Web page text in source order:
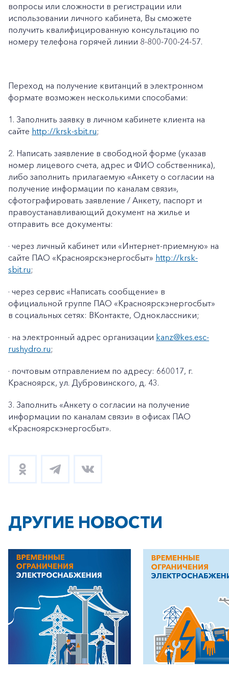
вопросы или сложности в регистрации или
использовании личного кабинета, Вы сможете
получить квалифицированную консультацию по
номеру телефона горячей линии 8-800-700-24-57.
Переход на получение квитанций в электронном
формате возможен несколькими способами:
1. Заполнить заявку в личном кабинете клиента на
сайте http://krsk-sbit.ru;
2. Написать заявление в свободной форме (указав
номер лицевого счета, адрес и ФИО собственника),
либо заполнить прилагаемую «Анкету о согласии на
получение информации по каналам связи»,
сфотографировать заявление / Анкету, паспорт и
правоустанавливающий документ на жилье и
отправить все документы:
· через личный кабинет или «Интернет-приемную» на
сайте ПАО «Красноярскэнергосбыт» http://krsk-
sbit.ru;
· через сервис «Написать сообщение» в
официальной группе ПАО «Красноярскэнергосбыт»
в социальных сетях: ВКонтакте, Одноклассники;
· на электронный адрес организации kanz@kes.esc-
rushydro.ru;
· почтовым отправлением по адресу: 660017, г.
Красноярск, ул. Дубровинского, д. 43.
3. Заполнить «Анкету о согласии на получение
информации по каналам связи» в офисах ПАО
«Красноярскэнергосбыт».
ДРУГИЕ НОВОСТИ